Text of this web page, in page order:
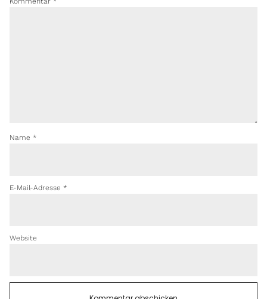
Name*
E-Mail-Adresse*
Website